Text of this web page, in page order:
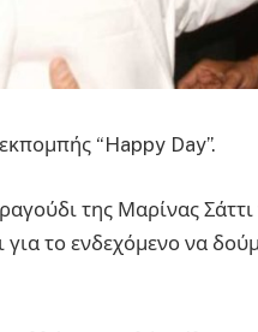
“Happy Day”.
της Μαρίνας
το ενδεχόμενο να